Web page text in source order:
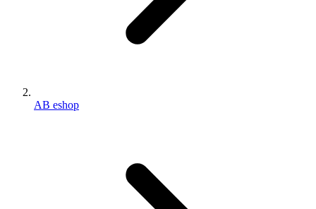
AB eshop